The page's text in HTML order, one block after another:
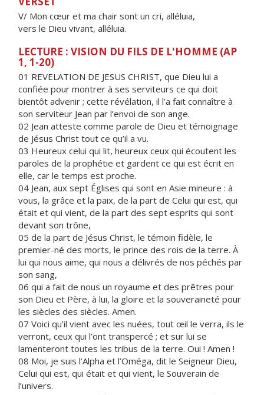
V/ Mon cœur et ma chair sont un cri, alléluia,
vers le Dieu vivant, alléluia.
LECTURE : VISION DU FILS DE L'HOMME (AP
1, 1-20)
01 REVELATION DE JESUS CHRIST, que Dieu lui a
confiée pour montrer à ses serviteurs ce qui doit
bientôt advenir ; cette révélation, il l’a fait connaître à
son serviteur Jean par l’envoi de son ange.
02 Jean atteste comme parole de Dieu et témoignage
de Jésus Christ tout ce qu’il a vu.
03 Heureux celui qui lit, heureux ceux qui écoutent les
paroles de la prophétie et gardent ce qui est écrit en
elle, car le temps est proche.
04 Jean, aux sept Églises qui sont en Asie mineure : à
vous, la grâce et la paix, de la part de Celui qui est, qui
était et qui vient, de la part des sept esprits qui sont
devant son trône,
05 de la part de Jésus Christ, le témoin fidèle, le
premier-né des morts, le prince des rois de la terre. À
lui qui nous aime, qui nous a délivrés de nos péchés par
son sang,
06 qui a fait de nous un royaume et des prêtres pour
son Dieu et Père, à lui, la gloire et la souveraineté pour
les siècles des siècles. Amen.
07 Voici qu’il vient avec les nuées, tout œil le verra, ils le
verront, ceux qui l’ont transpercé ; et sur lui se
lamenteront toutes les tribus de la terre. Oui ! Amen !
08 Moi, je suis l’Alpha et l’Oméga, dit le Seigneur Dieu,
Celui qui est, qui était et qui vient, le Souverain de
l’univers.